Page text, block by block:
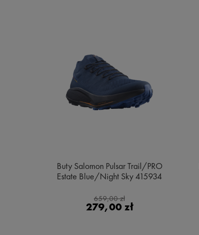
Buty Salomon Pulsar Trail/PRO
Estate Blue/Night Sky 415934
659,00 zł
279,00 zł